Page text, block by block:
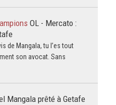
OL - Mercato :
de Mangala, tu l’es tout
son avocat. Sans
Mangala prêté à Getafe